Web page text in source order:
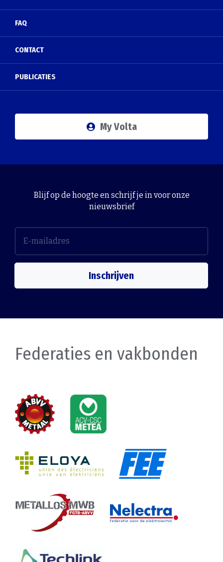
FAQ
CONTACT
PUBLICATIES
My Volta
Blijf op de hoogte en schrijf je in voor onze
nieuwsbrief
Inschrijven
Federaties en vakbonden